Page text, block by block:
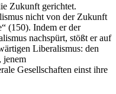
Zukunft gerichtet.
nicht von der Zukunft
(150). Indem er der
nachspürt, stößt er auf
Liberalismus: den
jenem
Gesellschaften einst ihre